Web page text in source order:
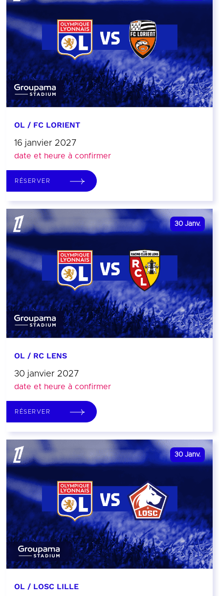
OL / FC LORIENT
16 janvier 2027
date et heure à confirmer
RÉSERVER
30 Janv.
OL / RC LENS
30 janvier 2027
date et heure à confirmer
RÉSERVER
30 Janv.
OL / LOSC LILLE